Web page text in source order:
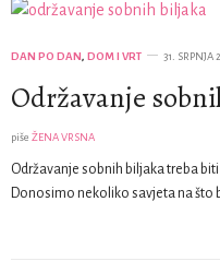
DAN PO DAN, DOM I VRT 31. SRPNJA
Održavanje
piše ŽENA VRSNA
Održavanje sobnih biljaka treba
Donosimo nekoliko savjeta na što